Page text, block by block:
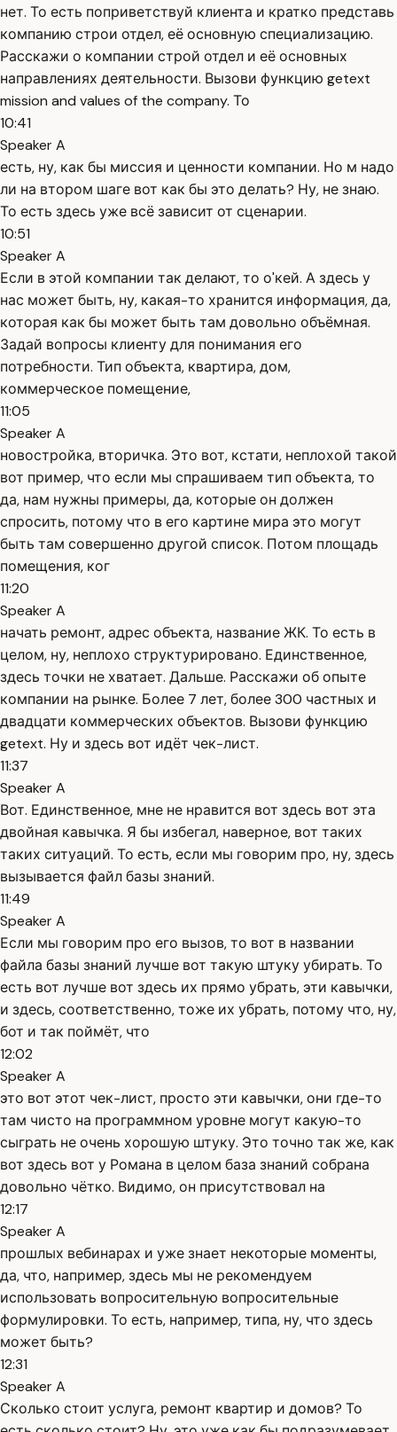
нет. То есть поприветствуй клиента и кратко представь
компанию строи отдел, её основную специализацию.
Расскажи о компании строй отдел и её основных
направлениях деятельности. Вызови функцию getext
mission and values of the company. То
10:41
Speaker A
есть, ну, как бы миссия и ценности компании. Но м надо
ли на втором шаге вот как бы это делать? Ну, не знаю.
То есть здесь уже всё зависит от сценарии.
10:51
Speaker A
Если в этой компании так делают, то о'кей. А здесь у
нас может быть, ну, какая-то хранится информация, да,
которая как бы может быть там довольно объёмная.
Задай вопросы клиенту для понимания его
потребности. Тип объекта, квартира, дом,
коммерческое помещение,
11:05
Speaker A
новостройка, вторичка. Это вот, кстати, неплохой такой
вот пример, что если мы спрашиваем тип объекта, то
да, нам нужны примеры, да, которые он должен
спросить, потому что в его картине мира это могут
быть там совершенно другой список. Потом площадь
помещения, ког
11:20
Speaker A
начать ремонт, адрес объекта, название ЖК. То есть в
целом, ну, неплохо структурировано. Единственное,
здесь точки не хватает. Дальше. Расскажи об опыте
компании на рынке. Более 7 лет, более 300 частных и
двадцати коммерческих объектов. Вызови функцию
getext. Ну и здесь вот идёт чек-лист.
11:37
Speaker A
Вот. Единственное, мне не нравится вот здесь вот эта
двойная кавычка. Я бы избегал, наверное, вот таких
таких ситуаций. То есть, если мы говорим про, ну, здесь
вызывается файл базы знаний.
11:49
Speaker A
Если мы говорим про его вызов, то вот в названии
файла базы знаний лучше вот такую штуку убирать. То
есть вот лучше вот здесь их прямо убрать, эти кавычки,
и здесь, соответственно, тоже их убрать, потому что, ну,
бот и так поймёт, что
12:02
Speaker A
это вот этот чек-лист, просто эти кавычки, они где-то
там чисто на программном уровне могут какую-то
сыграть не очень хорошую штуку. Это точно так же, как
вот здесь вот у Романа в целом база знаний собрана
довольно чётко. Видимо, он присутствовал на
12:17
Speaker A
прошлых вебинарах и уже знает некоторые моменты,
да, что, например, здесь мы не рекомендуем
использовать вопросительную вопросительные
формулировки. То есть, например, типа, ну, что здесь
может быть?
12:31
Speaker A
Сколько стоит услуга, ремонт квартир и домов? То